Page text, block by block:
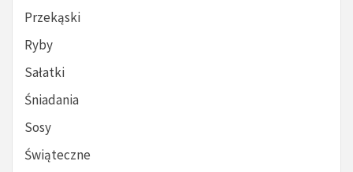
Przekąski
Ryby
Sałatki
Śniadania
Sosy
Świąteczne